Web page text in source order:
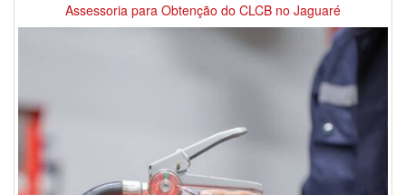
Assessoria para Obtenção do CLCB no Jaguaré